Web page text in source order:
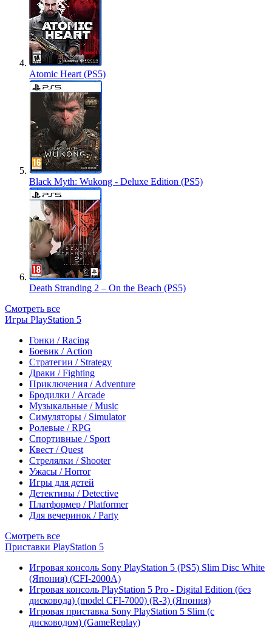
Atomic Heart (PS5)
Black Myth: Wukong - Deluxe Edition (PS5)
Death Stranding 2 – On the Beach (PS5)
Смотреть все
Игры PlayStation 5
Гонки / Racing
Боевик / Action
Стратегии / Strategy
Драки / Fighting
Приключения / Adventure
Бродилки / Arcade
Музыкальные / Music
Симуляторы / Simulator
Ролевые / RPG
Спортивные / Sport
Квест / Quest
Стрелялки / Shooter
Ужасы / Horror
Игры для детей
Детективы / Detective
Платформер / Platformer
Для вечеринок / Party
Смотреть все
Приставки PlayStation 5
Игровая консоль Sony PlayStation 5 (PS5) Slim Disc White
(Япония) (CFI-2000A)
Игровая консоль PlayStation 5 Pro - Digital Edition (без
дисковода) (model CFI-7000) (R-3) (Япония)
Игровая приставка Sony PlayStation 5 Slim (с
дисководом) (GameReplay)